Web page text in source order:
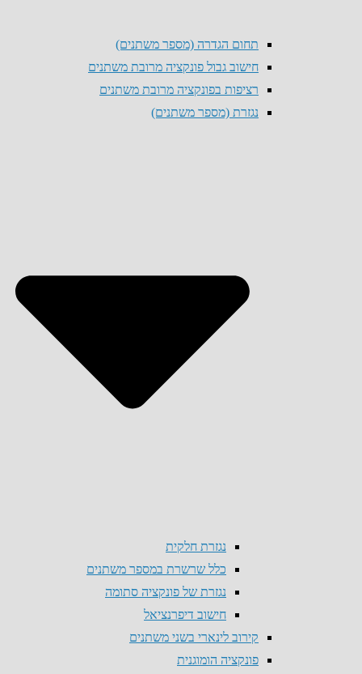
תחום הגדרה (מספר משתנים)
חישוב גבול פונקציה מרובת משתנים
רציפות בפונקציה מרובת משתנים
נגזרת (מספר משתנים)
נגזרת חלקית
כלל שרשרת במספר משתנים
נגזרת של פונקציה סתומה
חישוב דיפרנציאל
קירוב לינארי בשני משתנים
פונקציה הומוגנית